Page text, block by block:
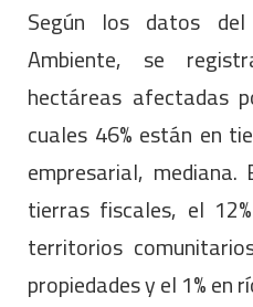
Según los datos
Ambiente, se
hectáreas afectadas
cuales 46% están en
empresarial,
tierras fiscales, el
territorios
propiedades y el 1% en